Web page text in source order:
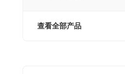
查看全部产品